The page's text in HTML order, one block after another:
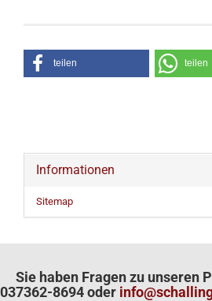
teilen teilen
Informationen
Sitemap
Sie haben Fragen zu unseren
037362-8694 oder